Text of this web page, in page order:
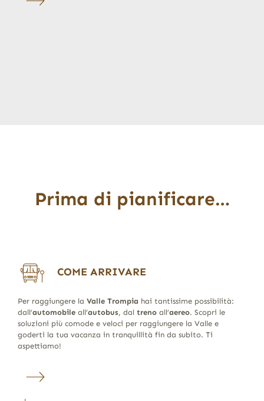
Prima di pianificare…
COME ARRIVARE
Per raggiungere la Valle Trompia hai tantissime possibilità:
dall’automobileall’autobus, dal trenoall’aereo. Scopri le
soluzioni più comode e veloci per raggiungere la Valle e
goderti la tua vacanza in tranquillità fin da subito. Ti
aspettiamo!